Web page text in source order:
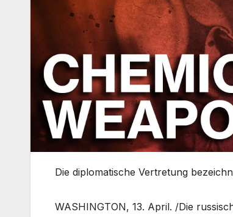
Die diplomatische Vertretung
WASHINGTON, 13. April. /Die